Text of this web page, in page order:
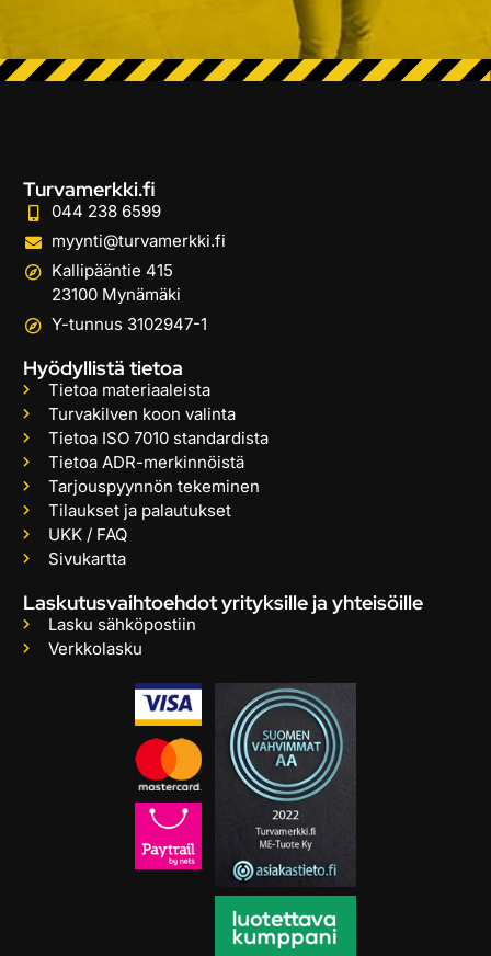
Turvamerkki.fi
044 238 6599
myynti@turvamerkki.fi
Kallipääntie 415
23100 Mynämäki
Y-tunnus 3102947-1
Hyödyllistä tietoa
Tietoa materiaaleista
Turvakilven koon valinta
Tietoa ISO 7010 standardista
Tietoa ADR-merkinnöistä
Tarjouspyynnön tekeminen
Tilaukset ja palautukset
UKK / FAQ
Sivukartta
Laskutusvaihtoehdot yrityksille ja yhteisöille
Lasku sähköpostiin
Verkkolasku